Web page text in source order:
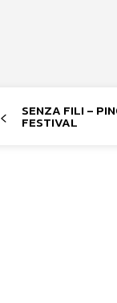
SENZA FILI –
FESTIVAL